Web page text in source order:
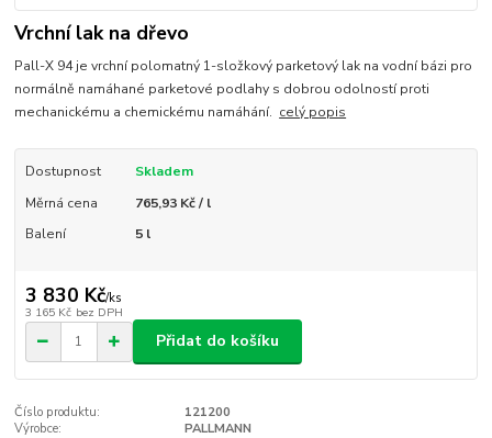
Vrchní lak na dřevo
Pall-X 94 je vrchní polomatný 1-složkový parketový lak na vodní bázi pro
normálně namáhané parketové podlahy s dobrou odolností proti
mechanickému a chemickému namáhání. celý popis
Dostupnost
Skladem
Měrná cena
765,93 Kč / l
Balení
5 l
3 830 Kč/ks
3 165 Kč bez DPH
Přidat do košíku
Číslo produktu:
121200
Výrobce:
PALLMANN